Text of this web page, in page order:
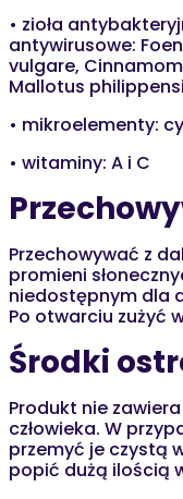
• zioła
antywirusowe:
vulgare,
Mallotus
• mikroelementy:
• witaminy: A i C
Przechowywać z
promieni
niedostępnym dla
Po otwarciu zużyć
Środki
Produkt nie
człowieka. W
przemyć je czystą
popić dużą ilością